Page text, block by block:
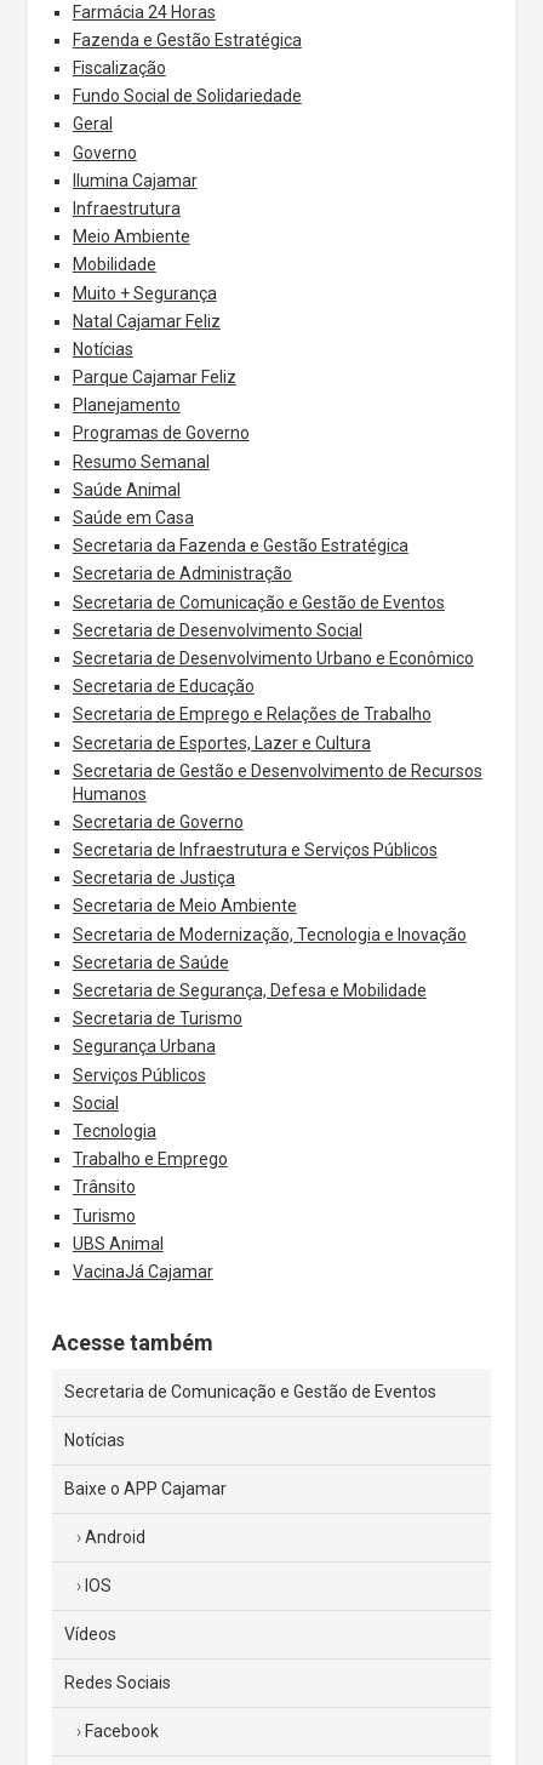
Farmácia 24 Horas
Fazenda e Gestão Estratégica
Fiscalização
Fundo Social de Solidariedade
Geral
Governo
Ilumina Cajamar
Infraestrutura
Meio Ambiente
Mobilidade
Muito + Segurança
Natal Cajamar Feliz
Notícias
Parque Cajamar Feliz
Planejamento
Programas de Governo
Resumo Semanal
Saúde Animal
Saúde em Casa
Secretaria da Fazenda e Gestão Estratégica
Secretaria de Administração
Secretaria de Comunicação e Gestão de Eventos
Secretaria de Desenvolvimento Social
Secretaria de Desenvolvimento Urbano e Econômico
Secretaria de Educação
Secretaria de Emprego e Relações de Trabalho
Secretaria de Esportes, Lazer e Cultura
Secretaria de Gestão e Desenvolvimento de Recursos
Humanos
Secretaria de Governo
Secretaria de Infraestrutura e Serviços Públicos
Secretaria de Justiça
Secretaria de Meio Ambiente
Secretaria de Modernização, Tecnologia e Inovação
Secretaria de Saúde
Secretaria de Segurança, Defesa e Mobilidade
Secretaria de Turismo
Segurança Urbana
Serviços Públicos
Social
Tecnologia
Trabalho e Emprego
Trânsito
Turismo
UBS Animal
VacinaJá Cajamar
Acesse também
Secretaria de Comunicação e Gestão de Eventos
Notícias
Baixe o APP Cajamar
Android
IOS
Vídeos
Redes Sociais
Facebook